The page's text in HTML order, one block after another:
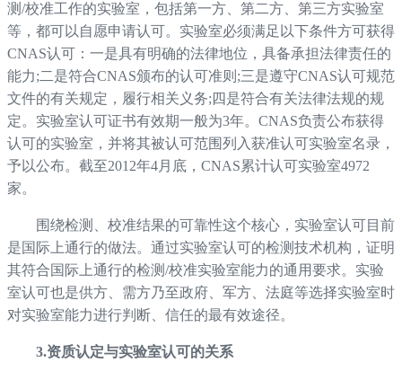
测/校准工作的实验室，包括第一方、第二方、第三方实验室
等，都可以自愿申请认可。实验室必须满足以下条件方可获得
CNAS认可：一是具有明确的法律地位，具备承担法律责任的
能力;二是符合CNAS颁布的认可准则;三是遵守CNAS认可规范
文件的有关规定，履行相关义务;四是符合有关法律法规的规
定。实验室认可证书有效期一般为3年。CNAS负责公布获得
认可的实验室，并将其被认可范围列入获准认可实验室名录，
予以公布。截至2012年4月底，CNAS累计认可实验室4972
家。
围绕检测、校准结果的可靠性这个核心，实验室认可目前
是国际上通行的做法。通过实验室认可的检测技术机构，证明
其符合国际上通行的检测/校准实验室能力的通用要求。实验
室认可也是供方、需方乃至政府、军方、法庭等选择实验室时
对实验室能力进行判断、信任的最有效途径。
3.资质认定与实验室认可的关系